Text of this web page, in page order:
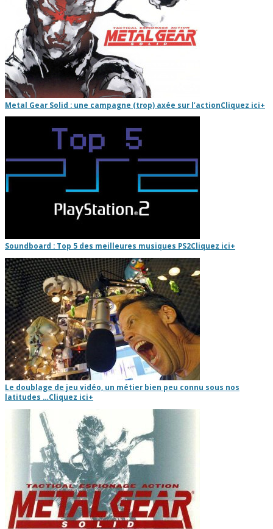
Metal Gear Solid : une campagne (trop) axée sur l’actionCliquez ici+
Soundboard : Top 5 des meilleures musiques PS2Cliquez ici+
Le doublage de jeu vidéo, un métier bien peu connu sous nos
latitudes …Cliquez ici+